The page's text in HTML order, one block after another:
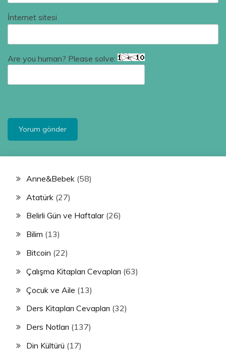
İnternet sitesi
Are you human? Please solve:
Anne&Bebek (58)
Atatürk (27)
Belirli Gün ve Haftalar(26)
Bilim (13)
Bitcoin (22)
Çalışma Kitapları Cevapları (63)
Çocuk ve Aile (13)
Ders Kitapları Cevapları (32)
Ders Notları (137)
Din Kültürü (17)